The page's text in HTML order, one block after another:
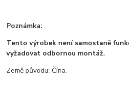
Poznámka:
Tento výrobek není samostaně
vyžadovat odbornou montáž.
Země původu: Čína.